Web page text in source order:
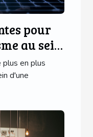
pour
au sein
plus en plus
d'une